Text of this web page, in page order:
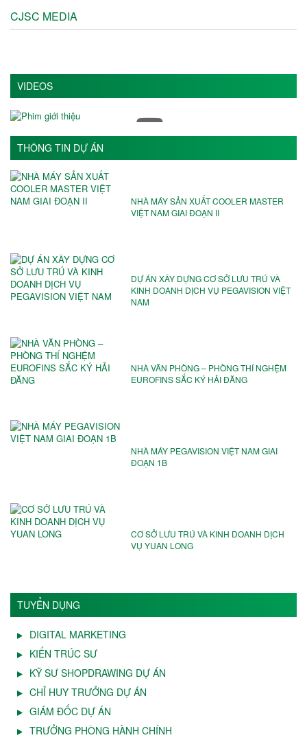
CJSC MEDIA
VIDEOS
THÔNG TIN DỰ ÁN
NHÀ MÁY SẢN XUẤT COOLER MASTER
VIỆT NAM GIAI ĐOẠN II
DỰ ÁN XÂY DỰNG CƠ SỞ LƯU TRÚ VÀ
KINH DOANH DỊCH VỤ PEGAVISION VIỆT
NAM
NHÀ VĂN PHÒNG – PHÒNG THÍ NGHỆM
EUROFINS SẮC KÝ HẢI ĐĂNG
NHÀ MÁY PEGAVISION VIỆT NAM️ GIAI
ĐOẠN 1B
CƠ SỞ LƯU TRÚ VÀ KINH DOANH DỊCH
VỤ YUAN LONG
TUYỂN DỤNG
DIGITAL MARKETING
KIẾN TRÚC SƯ
KỸ SƯ SHOPDRAWING DỰ ÁN
CHỈ HUY TRƯỞNG DỰ ÁN
GIÁM ĐỐC DỰ ÁN
TRƯỞNG PHÒNG HÀNH CHÍNH